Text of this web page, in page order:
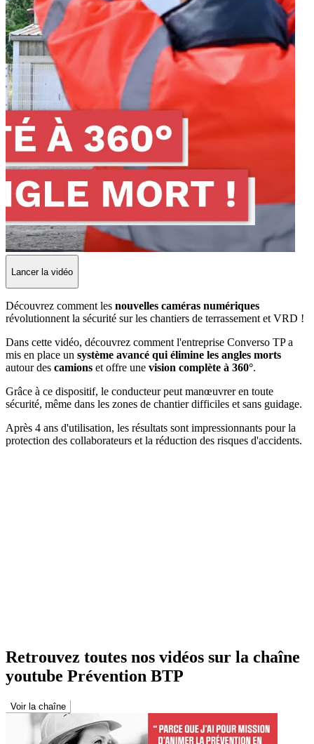
Lancer la vidéo
Découvrez comment les nouvelles caméras numériques
révolutionnent la sécurité sur les chantiers de terrassement et VRD !
Dans cette vidéo, découvrez comment l'entreprise Converso TP a
mis en place un système avancé qui élimine les angles morts
autour des camions et offre une vision complète à 360°.
Grâce à ce dispositif, le conducteur peut manœuvrer en toute
sécurité, même dans les zones de chantier difficiles et sans guidage.
Après 4 ans d'utilisation, les résultats sont impressionnants pour la
protection des collaborateurs et la réduction des risques d'accidents.
Retrouvez toutes nos vidéos sur la chaîne
youtube Prévention BTP
Voir la chaîne